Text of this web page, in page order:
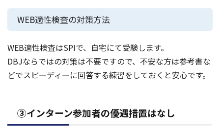
WEB適性検査の対策方法
WEB適性検査はSPIで、自宅にて受験します。
DBJならではの対策は不要ですので、不安な方は参考書な
どでスピーディーに回答する練習をしておくと安心です。
③インターン参加者の優遇措置はなし